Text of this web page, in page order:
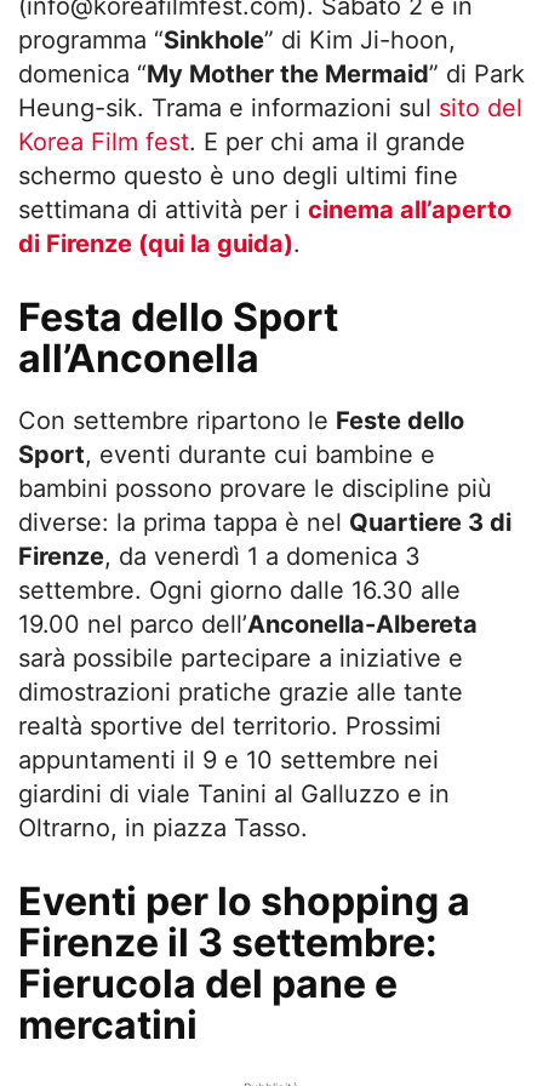
programma “Sinkhole” di Kim Ji-hoon,
domenica “My Mother the Mermaid” di Park
Heung-sik. Trama e informazioni sul sito del
Korea Film fest. E per chi ama il grande
schermo questo è uno degli ultimi fine
settimana di attività per i cinema all’aperto
di Firenze (qui la guida).
Festa dello Sport
all’Anconella
Con settembre ripartono le Feste dello
Sport, eventi durante cui bambine e
bambini possono provare le discipline più
diverse: la prima tappa è nel Quartiere 3 di
Firenze, da venerdì 1 a domenica 3
settembre. Ogni giorno dalle 16.30 alle
19.00 nel parco dell’Anconella-Albereta
sarà possibile partecipare a iniziative e
dimostrazioni pratiche grazie alle tante
realtà sportive del territorio. Prossimi
appuntamenti il 9 e 10 settembre nei
giardini di viale Tanini al Galluzzo e in
Oltrarno, in piazza Tasso.
Eventi per lo shopping a
Firenze il 3 settembre:
Fierucola del pane e
mercatini